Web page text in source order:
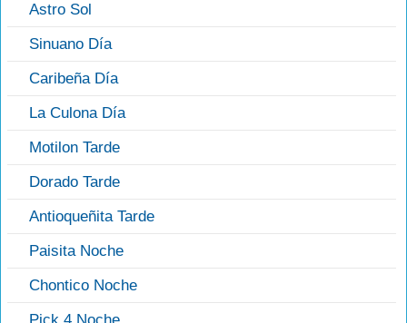
Astro Sol
Sinuano Día
Caribeña Día
La Culona Día
Motilon Tarde
Dorado Tarde
Antioqueñita Tarde
Paisita Noche
Chontico Noche